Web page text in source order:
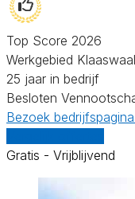
Top Score 2026
Werkgebied Klaaswaal
25 jaar in bedrijf
Besloten
Bezoek bedrijfspagina
Gratis - Vrijblijvend